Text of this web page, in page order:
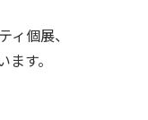
ィ個展、
す。